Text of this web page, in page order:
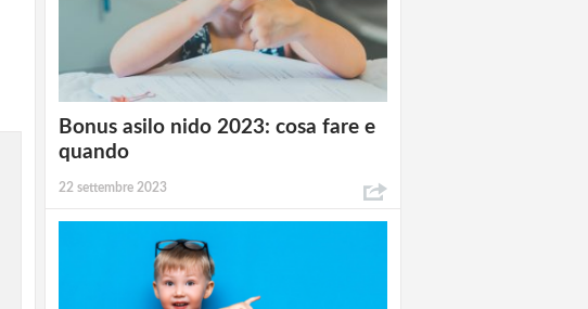
Bonus asilo nido 2023: cosa fare e
quando
22 settembre 2023